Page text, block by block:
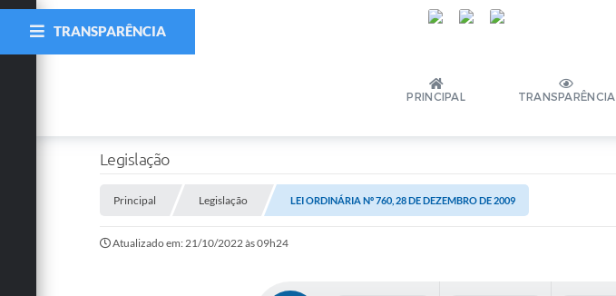
PRINCIPAL TRANSPARÊNCIA
TRANSPARÊNCIA
Legislação
Principal Legislação LEI ORDINÁRIA Nº 760, 28 DE DEZEMBRO DE 2009
Atualizado em: 21/10/2022 às 09h24